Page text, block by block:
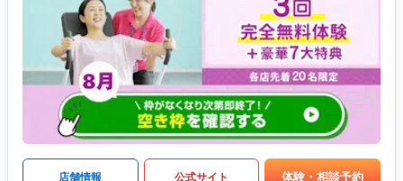
店舗情報 公式サイト 体験・相談予約